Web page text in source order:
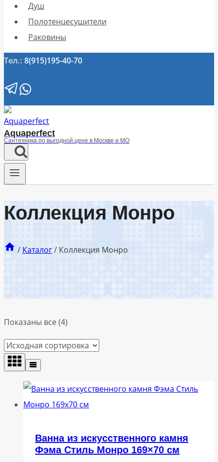
Душ
Полотенцесушители
Раковины
Тел.: 8(915)195-40-70
Aquaperfect
Сантехника по выгодной цене в Москве и МО
Коллекция Монро
/ Каталог/ Коллекция Монро
Показаны все (4)
Ванна из искусственного камня
Фэма Стиль Монро 169×70 см